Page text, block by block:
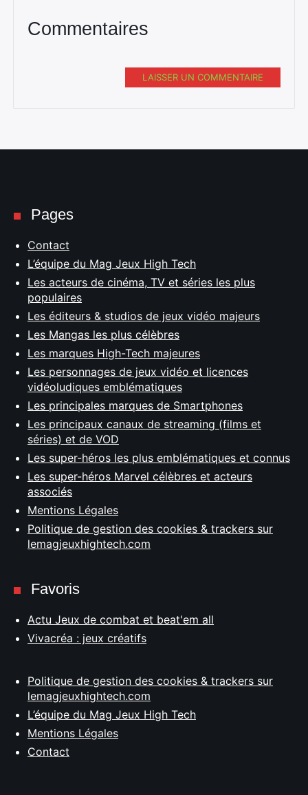
Commentaires
LAISSER UN COMMENTAIRE
Pages
Contact
L’équipe du Mag Jeux High Tech
Les acteurs de cinéma, TV et séries les plus
populaires
Les éditeurs & studios de jeux vidéo majeurs
Les Mangas les plus célèbres
Les marques High-Tech majeures
Les personnages de jeux vidéo et licences
vidéoludiques emblématiques
Les principales marques de Smartphones
Les principaux canaux de streaming (films et
séries) et de VOD
Les super-héros les plus emblématiques et connus
Les super-héros Marvel célèbres et acteurs
associés
Mentions Légales
Politique de gestion des cookies & trackers sur
lemagjeuxhightech.com
Favoris
Actu Jeux de combat et beat'em all
Vivacréa : jeux créatifs
Politique de gestion des cookies & trackers sur
lemagjeuxhightech.com
L’équipe du Mag Jeux High Tech
Mentions Légales
Contact